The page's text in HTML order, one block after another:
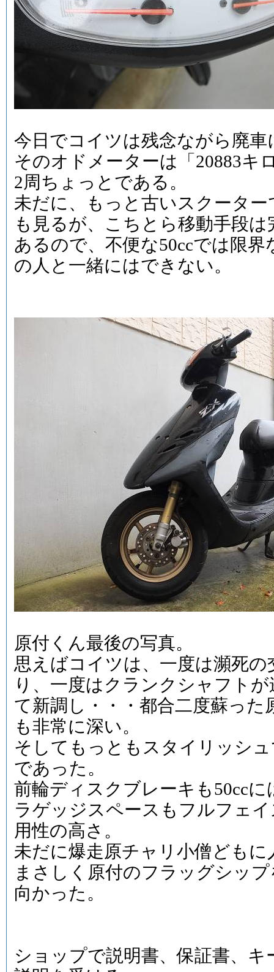
今日でコイツは残念ながら廃
そのオドメーターは「20883キ
2周ちょっとである。
未だに、もっと古いスクータ
も見るが、こちとら移動手段
あるので、不便な50ccでは限
の人と一緒にはできない。
原付くん最後の写真。
思えばコイツは、一度は瀕死
り、一度はクランクシャフト
て新調し・・・都合二度蘇っ
も非常に深い。
そしてもっともスタイリッシ
であった。
前輪ディスクブレーキも50cc
ラゲッジスペースもフルフェ
用性の高さ。
未だに爆走原チャリ小僧ども
まさしく原付のフラッグシッ
向かった。
ショップで説明書、保証書、